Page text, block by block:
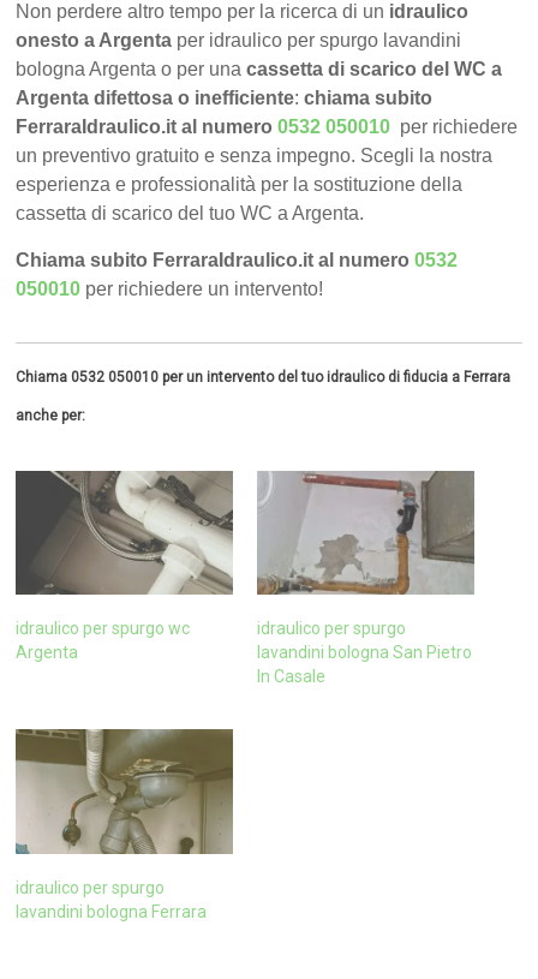
Non perdere altro tempo per la ricerca di un idraulico
onesto a Argenta per idraulico per spurgo lavandini
bologna Argenta o per unacassetta di scarico del WC a
Argenta difettosa o inefficiente:chiama subito
FerraraIdraulico.it al numero0532 050010 per richiedere
un preventivo gratuito e senza impegno. Scegli la nostra
esperienza e professionalità per la sostituzione della
cassetta di scarico del tuo WC a Argenta.
Chiama subito FerraraIdraulico.it al numero0532
050010 per richiedere un intervento!
Chiama 0532 050010 per un intervento del tuo idraulico di fiducia a Ferrara
anche per:
idraulico per spurgo wc
Argenta
idraulico per spurgo
lavandini bologna San Pietro
In Casale
idraulico per spurgo
lavandini bologna Ferrara